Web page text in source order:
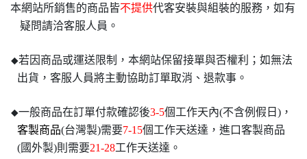
本網站所銷售的商品皆不提供代客安裝與組裝的服務，如有
疑問請洽客服人員。
◆若因商品或運送限制，本網站保留接單與否權利；如無法
出貨，客服人員將主動協助訂單取消、退款事。
◆一般商品在訂單付款確認後3-5個工作天內(不含例假日)，
客製商品(台灣製)需要7-15個工作天送達，進口客製商品
(國外製)則需要21-28工作天送達。